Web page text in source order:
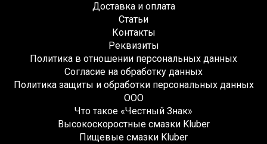
Доставка и оплата
Статьи
Контакты
Реквизиты
Политика в отношении персональных данных
Согласие на обработку данных
Политика защиты и обработки персональных данных
ООО
Что такое «Честный Знак»
Высокоскоростные смазки Kluber
Пищевые смазки Kluber